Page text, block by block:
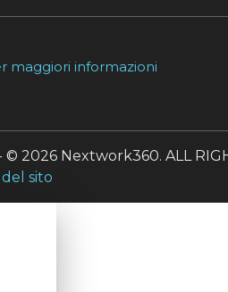
maggiori informazioni
2026 Nextwork360. ALL
sito